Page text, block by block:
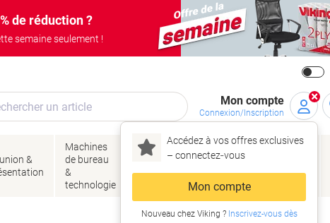
de réduction ?
semaine seulement !
Mon compte
Connexion/Inscription
Accédez à vos offres exclusives
– connectez‑vous
Mon compte
Nouveau chez Viking ?Inscrivez-vous dès
&
Machines
de bureau
&
technologie
Encres
Papier,
enveloppes
&
emballage
de bureau